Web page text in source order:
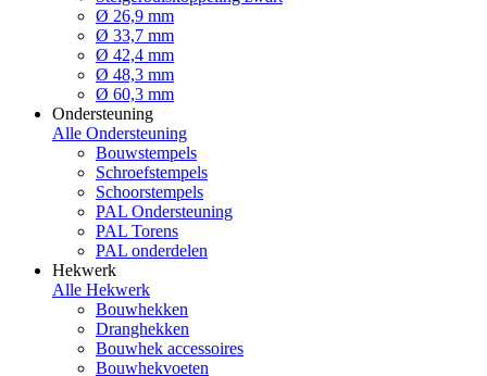
Ø 26,9 mm
Ø 33,7 mm
Ø 42,4 mm
Ø 48,3 mm
Ø 60,3 mm
Ondersteuning
Alle Ondersteuning
Bouwstempels
Schroefstempels
Schoorstempels
PAL Ondersteuning
PAL Torens
PAL onderdelen
Hekwerk
Alle Hekwerk
Bouwhekken
Dranghekken
Bouwhek accessoires
Bouwhekvoeten